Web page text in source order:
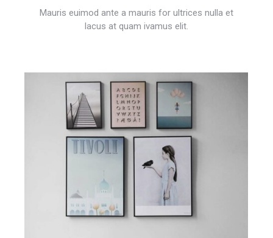
Mauris euimod ante a mauris for ultrices nulla et
lacus at quam ivamus elit.